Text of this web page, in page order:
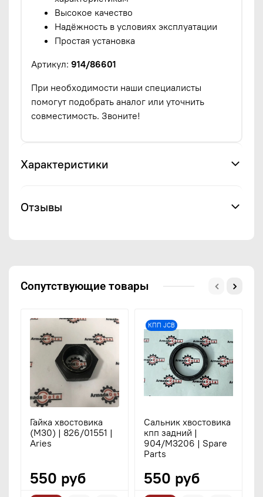
Высокое качество
Надёжность в условиях эксплуатации
Простая установка
Артикул: 914/86601
При необходимости наши специалисты
помогут подобрать аналог или уточнить
совместимость. Звоните!
Характеристики
Отзывы
Сопутствующие товары
Гайка хвостовика
(М30) | 826/01551 |
Aries
550 руб
КПП JCB
Сальник хвостовика
кпп задний |
904/M3206 | Spare
Parts
550 руб